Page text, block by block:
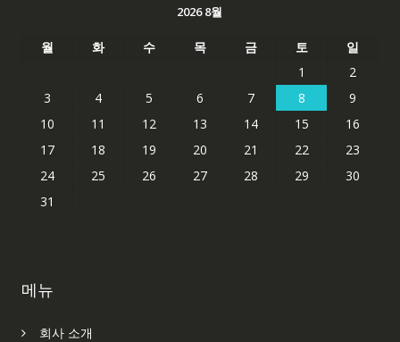
2026 8월
월 화 수 목 금 토
일
1
2
3
4 5 6 7 8
9
10
11 12 13 14 15
16
17
18 19 20 21 22
23
24
25 26 27 28 29
30
31
메뉴
회사 소개